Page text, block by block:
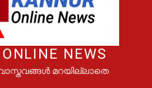
NEWS
മറയില്ലാതെ